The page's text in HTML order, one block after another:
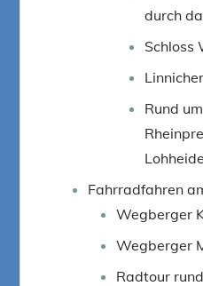
durch
Schloss
Rund
Fahrradfahren
Wegberger
Wegberger
Radtour